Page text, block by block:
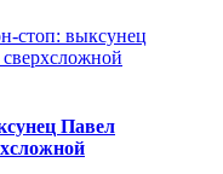
Павел